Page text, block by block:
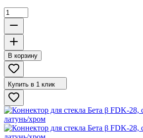
В корзину
Купить в 1 клик